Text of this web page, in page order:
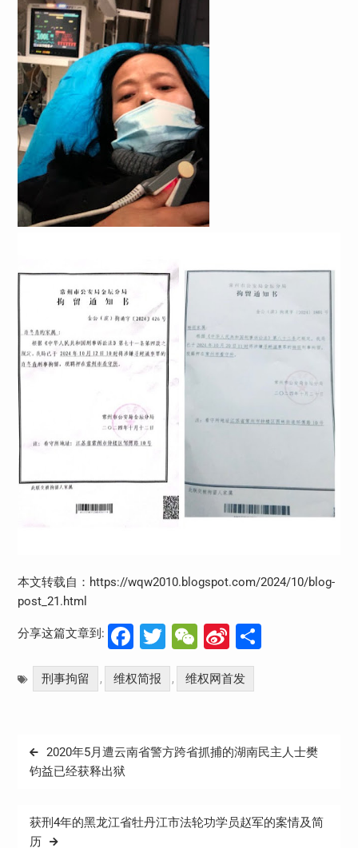
本文转载自：https://wqw2010.blogspot.com/2024/10/blog-
post_21.html
分享这篇文章到: Facebook
Twitter
WeChat
Sina
Weibo
刑事拘留 , 维权简报 , 维权网首发
文
章
航
2020年5月遭云南省警方跨省抓捕的湖南民主人士樊
钧益已经获释出狱
获刑4年的黑龙江省牡丹江市法轮功学员赵军的案情及简
历